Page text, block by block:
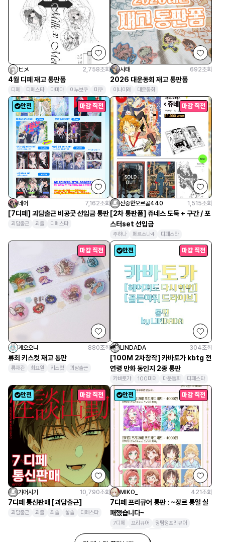
ヒメ 2,758조회
4월 디페 재고 통판폼
디페 디페스타 마마마 이누보쿠 미쿠
사태 692조회
2026 대운동회 재고 통판폼
이나이레 대운동회
안전 마감 직전
네어 7,162조회
[7디페] 괴담출근 비공굿 선입금 통판
괴담출근 괴출 디페스타
마감 직전
신중한오르골440 1,515조회
[2차 통판폼] 쥬네스 도둑 + 구간 / 포
스터set 선입금
주하나 페르소나4 디페스타
마감 직전
게오오니 880조회
류최 키스컷 재고 통판
류재관 최요원 키스컷 괴담출근
안전 마감 직전
LINDADA 304조회
[100M 2차창작] 카바토가 kbtg 전
연령 만화 동인지 2종 통판
카바토가 100미터 대운동회
디페스타
만화
안전 마감 직전
갸머시기 10,790조회
7디페 통신판매 [괴담출근]
괴담출근 괴출 최솔 샇솔 디페스타
안전 마감 직전
MIKO_ 421조회
7디페 프리큐어 통판 : ~장르 통일 실
패했습니다~
7디페 프리큐어
명탐정프리큐어
원더풀프리큐어